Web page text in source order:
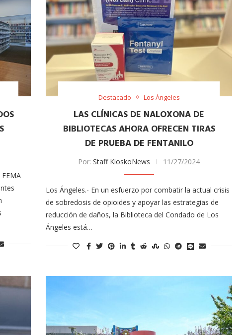
Destacado Los Ángeles
LAS CLÍNICAS DE NALOXONA DE
BIBLIOTECAS AHORA OFRECEN TIRAS
DE PRUEBA DE FENTANILO
Por:Staff KioskoNews 11/27/2024
Los Ángeles.- En un esfuerzo por combatir la actual crisis
de sobredosis de opioides y apoyar las estrategias de
reducción de daños, la Biblioteca del Condado de Los
Ángeles está…
Iván Arana recorren Cuchicheos del Latin Grammy 2024